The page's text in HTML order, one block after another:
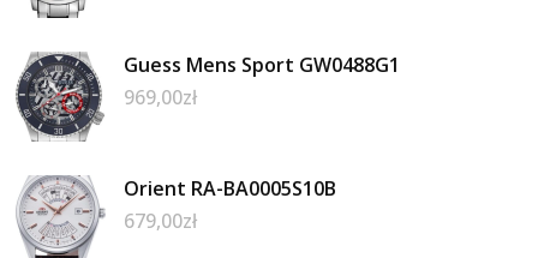
Guess Mens Sport GW0488G1
969,00zł
Orient RA-BA0005S10B
679,00zł